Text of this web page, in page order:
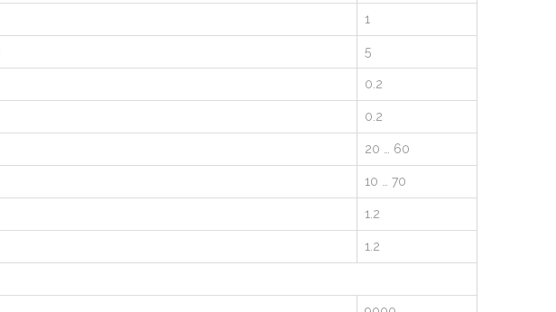
1
5
0.2
0.2
20 … 60
10 … 70
1.2
1.2